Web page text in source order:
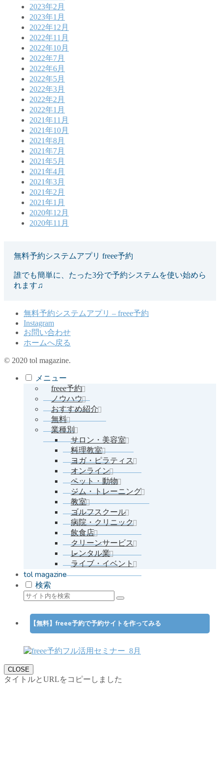
2023年2月
2023年1月
2022年12月
2022年11月
2022年10月
2022年7月
2022年6月
2022年5月
2022年3月
2022年2月
2022年1月
2021年11月
2021年10月
2021年8月
2021年7月
2021年5月
2021年4月
2021年3月
2021年2月
2021年1月
2020年12月
2020年11月
無料予約システムアプリ freee予約
誰でも簡単に、たった3分で予約システムを使い始めら
れます♫
無料予約システムアプリ – freee予約
Instagram
お問い合わせ
ホームへ戻る
© 2020 tol magazine.
メニュー
freee予約
ノウハウ
おすすめ紹介
無料
業種別
サロン・美容室
料理教室
ヨガ・ピラティス
オンライン
ペット・動物
ジム・トレーニング
教室
ゴルフスクール
病院・クリニック
飲食店
クリーンサービス
レンタル業
ライブ・イベント
tol magazine
検索
【無料】freee予約で予約サイトを作ってみる
CLOSE
タイトルとURLをコピーしました